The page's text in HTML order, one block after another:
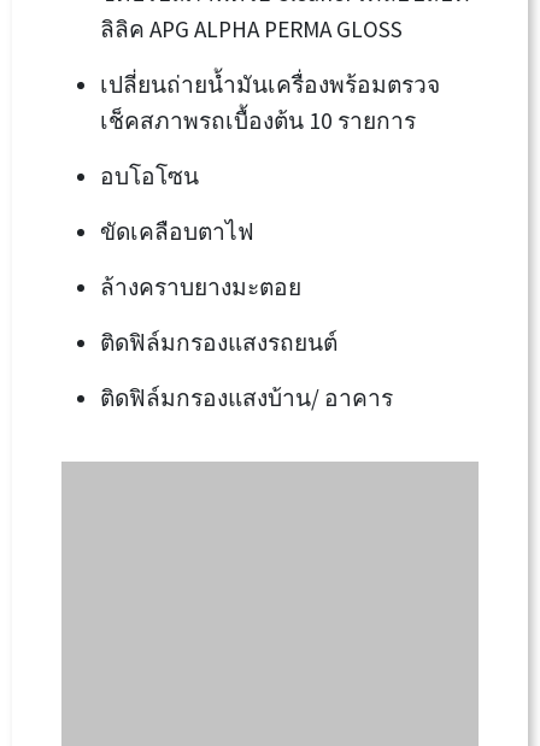
ลิลิค APG ALPHA PERMA GLOSS
เปลี่ยนถ่ายน้ำมันเครื่องพร้อมตรวจ
เช็คสภาพรถเบื้องต้น 10 รายการ
อบโอโซน
ขัดเคลือบตาไฟ
ล้างคราบยางมะตอย
ติดฟิล์มกรองแสงรถยนต์
ติดฟิล์มกรองแสงบ้าน/ อาคาร